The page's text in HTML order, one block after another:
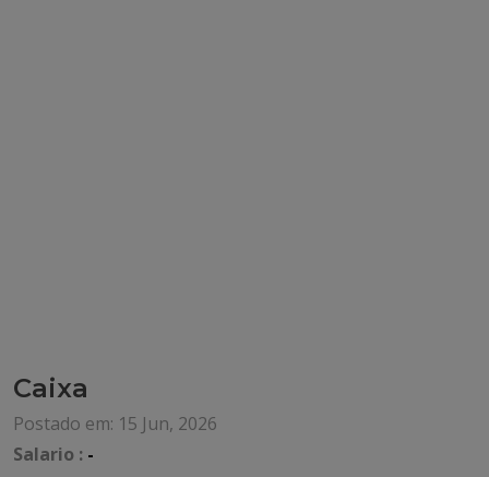
Caixa
Postado em: 15 Jun, 2026
Salario : -